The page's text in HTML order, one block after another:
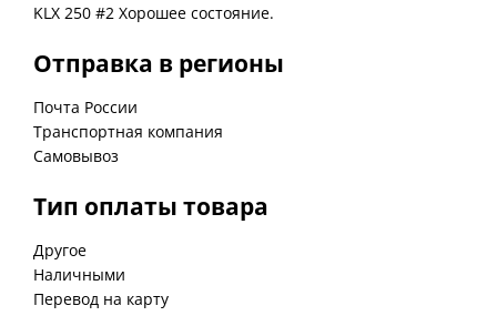
KLX 250 #2 Хорошее состояние.
Отправка в регионы
Почта России
Транспортная компания
Самовывоз
Тип оплаты товара
Другое
Наличными
Перевод на карту